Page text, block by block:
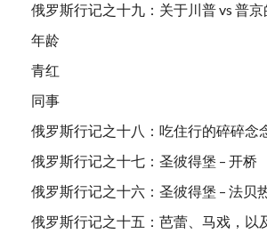
俄罗斯行记之十九：关于川普 vs 普
年龄
青红
同事
俄罗斯行记之十八：吃住行的碎碎念
俄罗斯行记之十七：圣彼得堡 – 开桥
俄罗斯行记之十六：圣彼得堡 – 法贝
俄罗斯行记之十五：芭蕾、马戏，以